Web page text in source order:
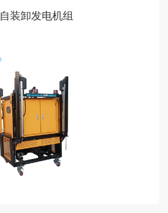
自装卸发电机组